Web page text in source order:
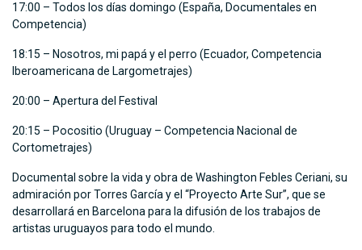
17:00 – Todos los días domingo (España, Documentales en
Competencia)
18:15 – Nosotros, mi papá y el perro (Ecuador, Competencia
Iberoamericana de Largometrajes)
20:00 – Apertura del Festival
20:15 – Pocositio (Uruguay – Competencia Nacional de
Cortometrajes)
Documental sobre la vida y obra de Washington Febles Ceriani, su
admiración por Torres García y el “Proyecto Arte Sur”, que se
desarrollará en Barcelona para la difusión de los trabajos de
artistas uruguayos para todo el mundo.